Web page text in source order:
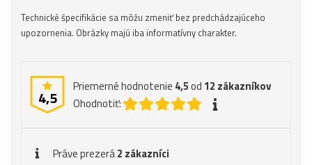
Technické špecifikácie sa môžu zmeniť bez predchádzajúceho
upozornenia. Obrázky majú iba informatívny charakter.
4,5
Priemerné hodnotenie 4,5od 12 zákazníkov
Ohodnotiť:
Práve prezerá2 zákazníci